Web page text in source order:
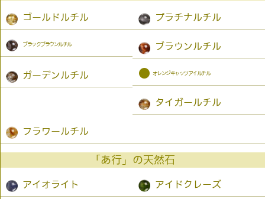
ゴールドルチル プラチナルチル
ブラックブラウンルチル ブラウンルチル
ガーデンルチル ● オレンジキャッツアイルチル
タイガールチル
フラワールチル
「あ行」の天然石
アイオライト アイドクレーズ